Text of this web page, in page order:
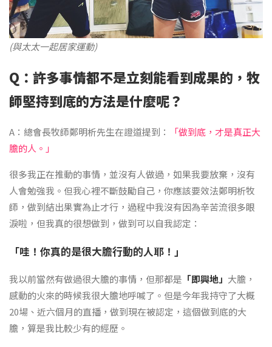
(與太太一起居家運動)
Q：許多事情都不是立刻能看到成果的，牧
師堅持到底的方法是什麼呢？
A：總會長牧師鄭明析先生在證道提到：
「做到底，才是真正大
膽的人。」
很多我正在推動的事情，並沒有人做過，如果我要放棄，沒有
人會勉強我。但我心裡不斷鼓勵自己，你應該要效法鄭明析牧
師，做到結出果實為止才行，過程中我沒有因為辛苦流很多眼
淚啦，但我真的很想做到，做到可以自我認定：
「哇！你真的是很大膽行動的人耶！」
我以前當然有做過很大膽的事情，但那都是 「即興地」 大膽，
感動的火來的時候我很大膽地呼喊了。但是今年我持守了大概
20場、近六個月的直播，做到現在被認定，這個做到底的大
膽，算是我比較少有的經歷。